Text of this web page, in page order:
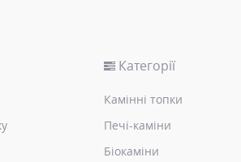
Категорії
Камінні топки
Печі-каміни
Біокаміни